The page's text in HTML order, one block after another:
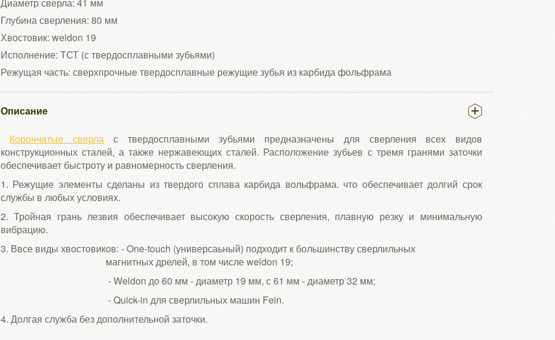
Глубина сверления: 80 мм
Хвостовик: weldon 19
Исполнение: ТСТ (с твердосплавными зубьями)
Режущая часть: сверхпрочные твердосплавные режущие зубья из карбида фольфрама
Описание
Корончатые сверла с твердосплавными зубьями предназначены для сверления всех видов
конструкционных сталей, а также нержавеющих сталей. Расположение зубьев с тремя гранями заточки
обеспечивает быстроту и равномерность сверления.
1. Режущие элементы сделаны из твердого сплава карбида вольфрама. что обеспечивает долгий срок
службы в любых условиях.
2. Тройная грань лезвия обеспечивает высокую скорость сверления, плавную резку и минимальную
вибрацию.
3. Ввсе виды хвостовиков: - One-touch (универсаьный) подходит к большинству сверлильных
магнитных дрелей, в том числе weldon 19;
- Weldon до 60 мм - диаметр 19 мм, с 61 мм - диаметр 32 мм;
- Quick-in для сверлильных машин Fein.
4. Долгая служба без дополнительной заточки.